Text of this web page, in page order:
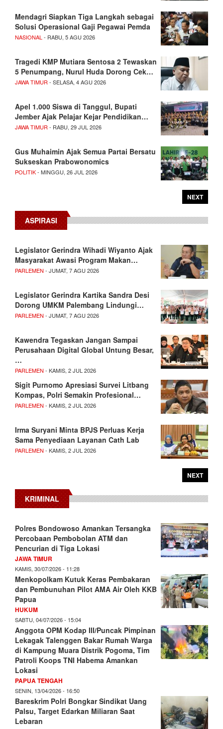
Mendagri Siapkan Tiga Langkah sebagai
Solusi Operasional Gaji Pegawai Pemda
NASIONAL - RABU, 5 AGU 2026
Tragedi KMP Mutiara Sentosa 2 Tewaskan
5 Penumpang, Nurul Huda Dorong Cek…
JAWA TIMUR - SELASA, 4 AGU 2026
Apel 1.000 Siswa di Tanggul, Bupati
Jember Ajak Pelajar Kejar Pendidikan…
JAWA TIMUR - RABU, 29 JUL 2026
Gus Muhaimin Ajak Semua Partai Bersatu
Sukseskan Prabowonomics
POLITIK- MINGGU, 26 JUL 2026
NEXT
ASPIRASI
Legislator Gerindra Wihadi Wiyanto Ajak
Masyarakat Awasi Program Makan…
PARLEMEN - JUMAT, 7 AGU 2026
Legislator Gerindra Kartika Sandra Desi
Dorong UMKM Palembang Lindungi…
PARLEMEN - JUMAT, 7 AGU 2026
Kawendra Tegaskan Jangan Sampai
Perusahaan Digital Global Untung Besar,
…
PARLEMEN - KAMIS, 2 JUL 2026
Sigit Purnomo Apresiasi Survei Litbang
Kompas, Polri Semakin Profesional…
PARLEMEN - KAMIS, 2 JUL 2026
Irma Suryani Minta BPJS Perluas Kerja
Sama Penyediaan Layanan Cath Lab
PARLEMEN - KAMIS, 2 JUL 2026
NEXT
KRIMINAL
Polres Bondowoso Amankan Tersangka
Percobaan Pembobolan ATM dan
Pencurian di Tiga Lokasi
JAWA TIMUR
KAMIS, 30/07/2026 - 11:28
Menkopolkam Kutuk Keras Pembakaran
dan Pembunuhan Pilot AMA Air Oleh KKB
Papua
HUKUM
SABTU, 04/07/2026 - 15:04
Anggota OPM Kodap III/Puncak Pimpinan
Lekagak Talenggen Bakar Rumah Warga
di Kampung Muara Distrik Pogoma, Tim
Patroli Koops TNI Habema Amankan
Lokasi
PAPUA TENGAH
SENIN, 13/04/2026 - 16:50
Bareskrim Polri Bongkar Sindikat Uang
Palsu, Target Edarkan Miliaran Saat
Lebaran